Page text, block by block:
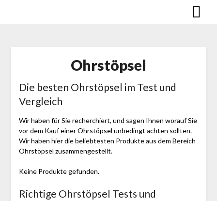
Ohrstöpsel
Die besten Ohrstöpsel im Test und
Vergleich
Wir haben für Sie recherchiert, und sagen Ihnen worauf Sie
vor dem Kauf einer Ohrstöpsel unbedingt achten sollten.
Wir haben hier die beliebtesten Produkte aus dem Bereich
Ohrstöpsel zusammengestellt.
Keine Produkte gefunden.
Richtige Ohrstöpsel Tests und